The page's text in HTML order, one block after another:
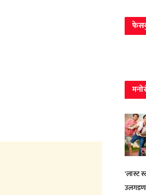
'लास्ट